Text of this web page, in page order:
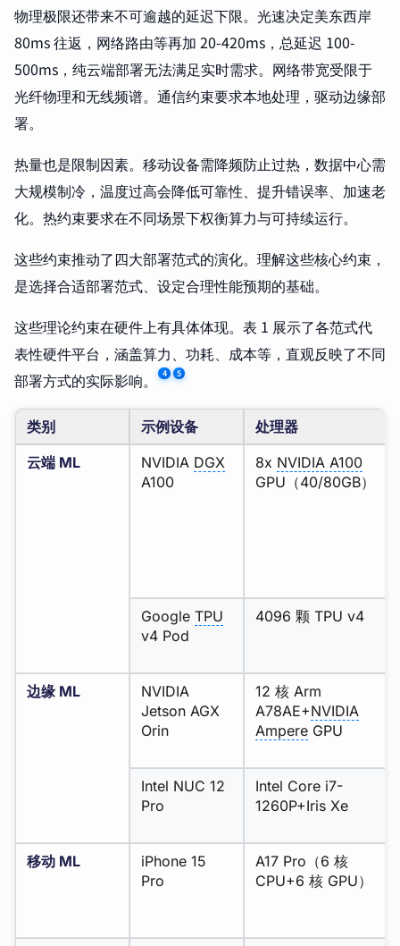
物理极限还带来不可逾越的延迟下限。光速决定美东西岸
80ms 往返，网络路由等再加 20-420ms，总延迟 100-
500ms，纯云端部署无法满足实时需求。网络带宽受限于
光纤物理和无线频谱。通信约束要求本地处理，驱动边缘部
署。
热量也是限制因素。移动设备需降频防止过热，数据中心需
大规模制冷，温度过高会降低可靠性、提升错误率、加速老
化。热约束要求在不同场景下权衡算力与可持续运行。
这些约束推动了四大部署范式的演化。理解这些核心约束，
是选择合适部署范式、设定合理性能预期的基础。
这些理论约束在硬件上有具体体现。表 1 展示了各范式代
表性硬件平台，涵盖算力、功耗、成本等，直观反映了不同
部署方式的实际影响。
4 5
类别 示例设备 处理器
云端 ML
NVIDIA DGX
A100
8x NVIDIA A100
GPU（40/80GB）
Google TPU
v4 Pod
4096 颗 TPU v4
边缘 ML
NVIDIA
Jetson AGX
Orin
12 核 Arm
A78AE+NVIDIA
Ampere GPU
Intel NUC 12
Pro
Intel Core i7-
1260P+Iris Xe
移动 ML
iPhone 15
Pro
A17 Pro（6 核
CPU+6 核 GPU）